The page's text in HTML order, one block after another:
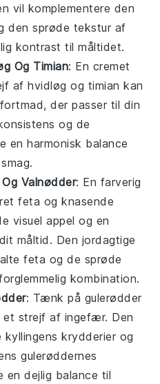
vil komplementere den
den sprøde tekstur af
kontrast til måltidet.
Og Timian: En cremet
afhvidløg og timian kan
der passer til din
og de
en harmonisk balance
Valnødder: En farverig
feta og knasende
visuel appel og en
måltid. Den jordagtige
feta og de sprøde
kombination.
: Tænk på gulerødder
et strejf af ingefær. Den
krydderier og
gulerøddernes
en dejlig balance til